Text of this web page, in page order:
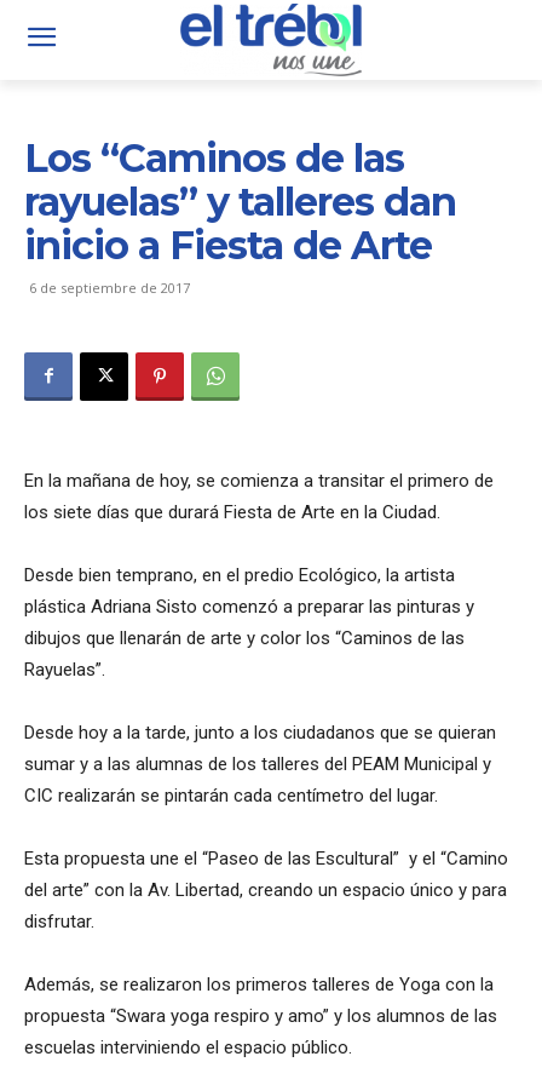
Los “Caminos de las
rayuelas” y talleres dan
inicio a Fiesta de Arte
6 de septiembre de 2017
En la mañana de hoy, se comienza a transitar el primero de
los siete días que durará Fiesta de Arte en la Ciudad.
Desde bien temprano, en el predio Ecológico, la artista
plástica Adriana Sisto comenzó a preparar las pinturas y
dibujos que llenarán de arte y color los “Caminos de las
Rayuelas”.
Desde hoy a la tarde, junto a los ciudadanos que se quieran
sumar y a las alumnas de los talleres del PEAM Municipal y
CIC realizarán se pintarán cada centímetro del lugar.
Esta propuesta une el “Paseo de las Escultural” y el “Camino
del arte” con la Av. Libertad, creando un espacio único y para
disfrutar.
Además, se realizaron los primeros talleres de Yoga con la
propuesta “Swara yoga respiro y amo” y los alumnos de las
escuelas interviniendo el espacio público.